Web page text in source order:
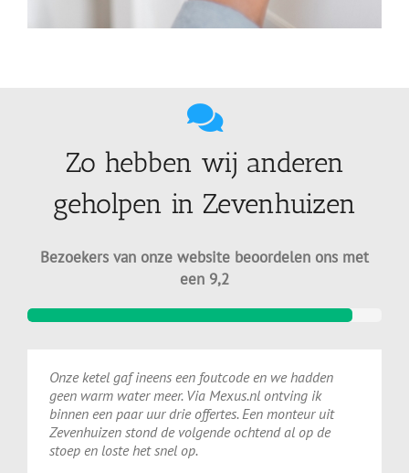
Zo hebben wij anderen
geholpen in Zevenhuizen
Bezoekers van onze website beoordelen ons met
een 9,2
Onze ketel gaf ineens een foutcode en we hadden
geen warm water meer. Via Mexus.nl ontving ik
binnen een paar uur drie offertes. Een monteur uit
Zevenhuizen stond de volgende ochtend al op de
stoep en loste het snel op.